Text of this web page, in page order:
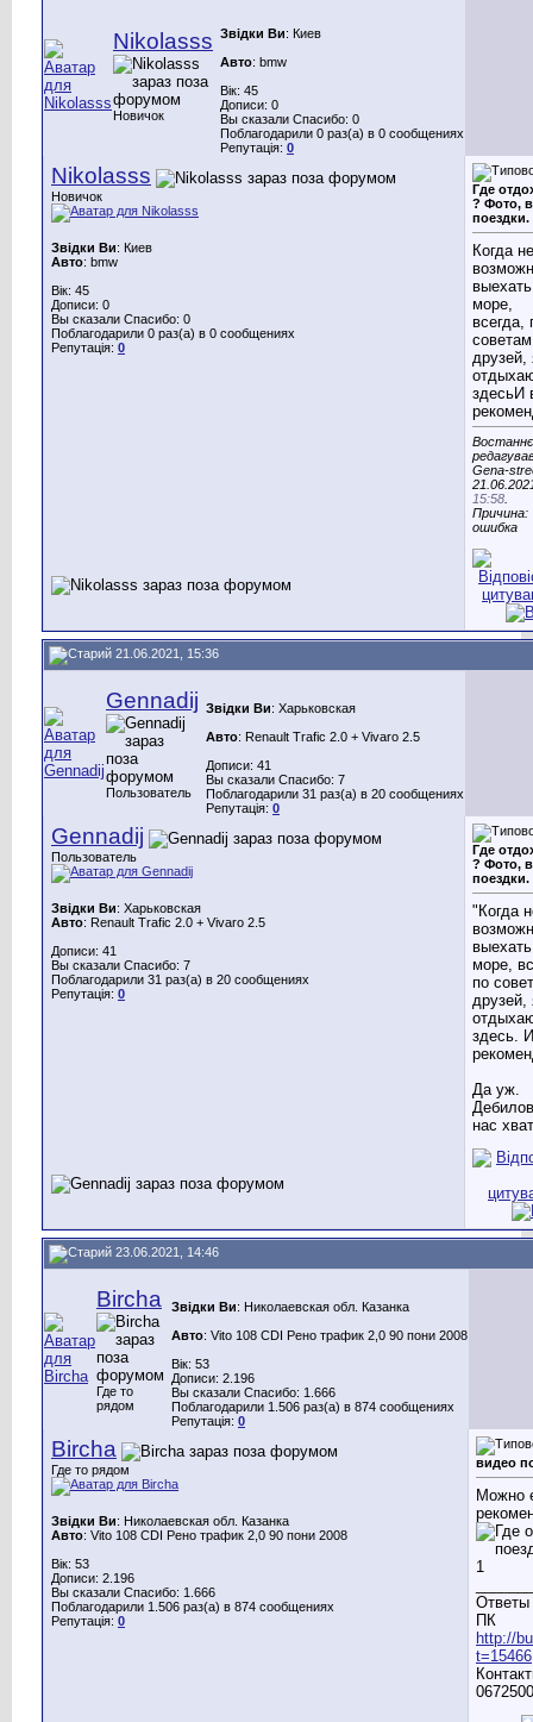
Nikolasss
Новичок
Звідки Ви: Киев
Авто: bmw
Вік: 45
Дописи: 0
Вы сказали Спасибо: 0
Поблагодарили 0 раз(а) в 0 сообщениях
Репутація: 0
Nikolasss
Новичок
Звідки Ви: Киев
Авто: bmw
Вік: 45
Дописи: 0
Вы сказали Спасибо: 0
Поблагодарили 0 раз(а) в 0 сообщениях
Репутація: 0
Где
? Фото,
поездки.
Когда
море,
всегда,
советам
друзей,
здесьИ
Востаннє
Gena-
15:58
Причина:
ошибка
21.06.2021, 15:36
Gennadij
Пользователь
Звідки Ви: Харьковская
Авто: Renault Trafic 2.0 + Vivaro 2.5
Дописи: 41
Вы сказали Спасибо: 7
Поблагодарили 31 раз(а) в 20 сообщениях
Репутація: 0
Gennadij
Пользователь
Звідки Ви: Харьковская
Авто: Renault Trafic 2.0 + Vivaro 2.5
Дописи: 41
Вы сказали Спасибо: 7
Поблагодарили 31 раз(а) в 20 сообщениях
Репутація: 0
Где
? Фото,
поездки.
"Когда
море,
по
друзей,
здесь.
Да уж.
нас
23.06.2021, 14:46
Bircha
Где то
рядом
Звідки Ви: Николаевская обл. Казанка
Авто: Vito 108 CDI Рено трафик 2,0 90 пони 2008
Вік: 53
Дописи: 2.196
Вы сказали Спасибо: 1.666
Поблагодарили 1.506 раз(а) в 874 сообщениях
Репутація: 0
Bircha
Где то рядом
Звідки Ви: Николаевская обл. Казанка
Авто: Vito 108 CDI Рено трафик 2,0 90 пони 2008
Вік: 53
Дописи: 2.196
Вы сказали Спасибо: 1.666
Поблагодарили 1.506 раз(а) в 874 сообщениях
Репутація: 0
видео
Можно
Ответы
ПК
http://
t=15466